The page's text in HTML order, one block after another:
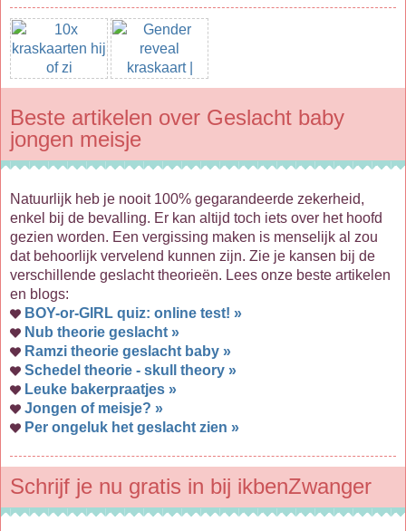
Beste artikelen over Geslacht baby
jongen meisje
Natuurlijk heb je nooit 100% gegarandeerde zekerheid,
enkel bij de bevalling. Er kan altijd toch iets over het hoofd
gezien worden. Een vergissing maken is menselijk al zou
dat behoorlijk vervelend kunnen zijn. Zie je kansen bij de
verschillende geslacht theorieën. Lees onze beste artikelen
en blogs:
BOY-or-GIRL quiz: online test! »
Nub theorie geslacht »
Ramzi theorie geslacht baby »
Schedel theorie - skull theory »
Leuke bakerpraatjes »
Jongen of meisje? »
Per ongeluk het geslacht zien »
Schrijf je nu gratis in bij ikbenZwanger